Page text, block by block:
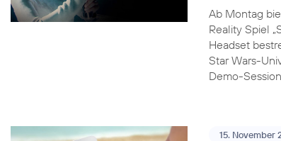
Ab Montag
Reality Spiel
Headset
Star Wars-
Demo-
15. November